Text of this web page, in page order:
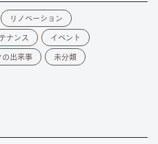
リノベーション
ナンス イベント
の出来事 未分類